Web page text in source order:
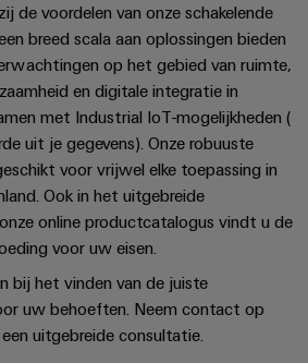
de voordelen van onze schakelende
breed scala aan oplossingen bieden
op het gebied van ruimte,
en digitale integratie in
met Industrial IoT-mogelijkheden (
uit je gegevens). Onze robuuste
voor vrijwel elke toepassing in
Ook in het uitgebreide
online productcatalogus vindt u de
voor uw eisen.
bij het vinden van de juiste
uw behoeften. Neem contact op
uitgebreide consultatie.